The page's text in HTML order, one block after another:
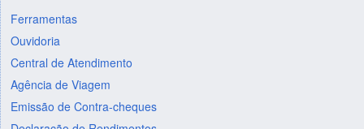
Ferramentas
Ouvidoria
Central de Atendimento
Agência de Viagem
Emissão de Contra-cheques